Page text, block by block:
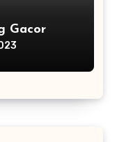
Gacor